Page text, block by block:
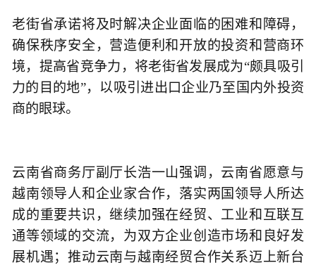
老街省承诺将及时解决企业面临的困难和障碍，
确保秩序安全，营造便利和开放的投资和营商环
境，提高省竞争力，将老街省发展成为“颇具吸引
力的目的地”，以吸引进出口企业乃至国内外投资
商的眼球。
云南省商务厅副厅长浩一山强调，云南省愿意与
越南领导人和企业家合作，落实两国领导人所达
成的重要共识，继续加强在经贸、工业和互联互
通等领域的交流，为双方企业创造市场和良好发
展机遇；推动云南与越南经贸合作关系迈上新台